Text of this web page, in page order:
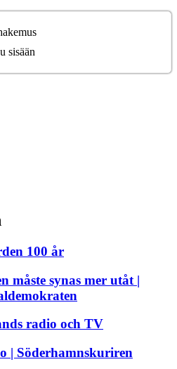
sisään
100 år
måste synas mer utåt |
radio och TV
| Söderhamnskuriren